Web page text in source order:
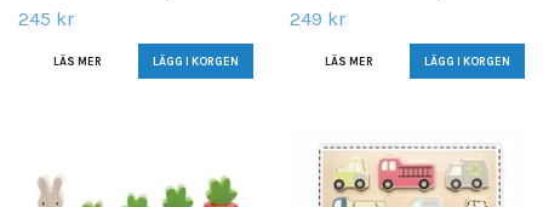
245 kr
LÄS MER
249 kr
LÄS MER